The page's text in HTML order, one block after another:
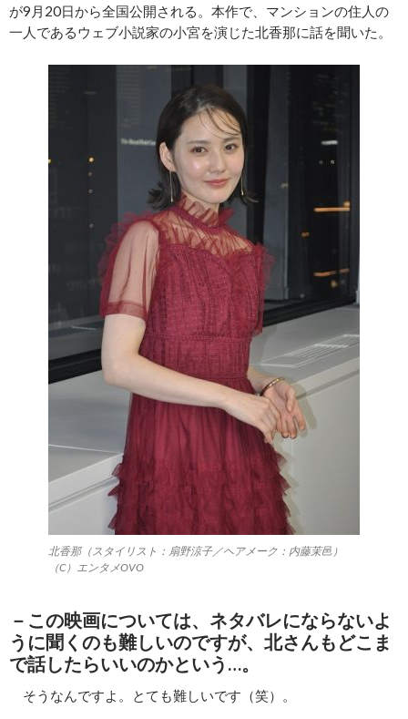
が9月20日から全国公開される。本作で、マンションの住人の
一人であるウェブ小説家の小宮を演じた北香那に話を聞いた。
北香那（スタイリスト：扇野涼子／ヘアメーク：内藤茉邑）
（C）エンタメOVO
－この映画については、ネタバレにならないよ
うに聞くのも難しいのですが、北さんもどこま
で話したらいいのかという…。
そうなんですよ。とても難しいです（笑）。